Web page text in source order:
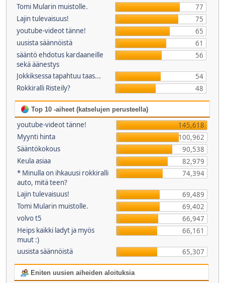
Tomi Mularin muistolle.
77
Lajin tulevaisuus!
75
youtube-videot tänne!
65
uusista säännöistä
61
sääntö ehdotus kardaaneille
sekä äänestys
56
Jokkiksessa tapahtuu taas...
54
Rokkiralli Risteily?
48
Top 10 -aiheet (katselujen perusteella)
youtube-videot tänne!
145,618
Myynti hinta
100,962
Sääntökokous
90,538
Keula asiaa
82,979
* Minulla on ihkauusi rokkiralli
auto, mitä teen?
74,394
Lajin tulevaisuus!
69,489
Tomi Mularin muistolle.
69,402
volvo t5
66,947
Heips kaikki ladyt ja myös
muut :)
66,161
uusista säännöistä 65,307
Eniten uusien aiheiden aloituksia